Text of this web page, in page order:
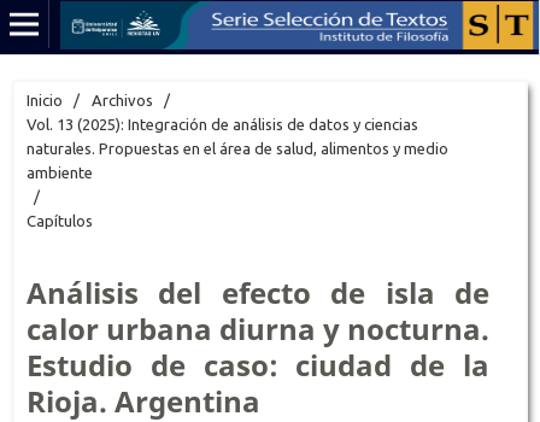
Inicio / Archivos
/
Vol. 13 (2025): Integración de análisis de datos y ciencias
naturales. Propuestas en el área de salud, alimentos y medio
ambiente
/
Capítulos
Análisis del efecto de isla de
calor urbana diurna y nocturna.
Estudio de caso: ciudad de la
Rioja. Argentina